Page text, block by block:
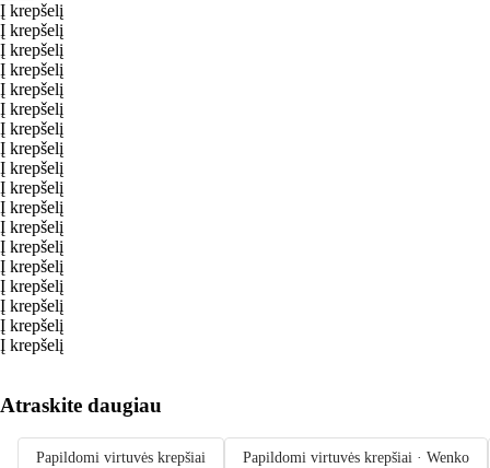
Į krepšelį
Į krepšelį
Į krepšelį
Į krepšelį
Į krepšelį
Į krepšelį
Į krepšelį
Į krepšelį
Į krepšelį
Į krepšelį
Į krepšelį
Į krepšelį
Į krepšelį
Į krepšelį
Į krepšelį
Į krepšelį
Į krepšelį
Į krepšelį
Atraskite daugiau
Papildomi virtuvės krepšiai Papildomi virtuvės krepšiai · Wenko